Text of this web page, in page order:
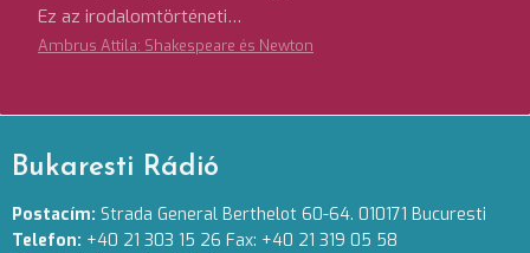
Ez az irodalomtörténeti…
Ambrus Attila: Shakespeare és Newton
Bukaresti Rádió
Postacím: Strada General Berthelot 60-64. 010171 Bucuresti
Telefon: +40 21 303 15 26 Fax: +40 21 319 05 58